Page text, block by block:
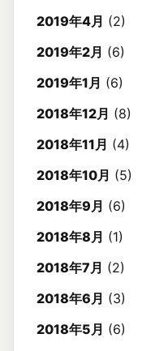
2019年4月 (2)
2019年2月 (6)
2019年1月 (6)
2018年12月 (8)
2018年11月 (4)
2018年10月 (5)
2018年9月 (6)
2018年8月 (1)
2018年7月 (2)
2018年6月 (3)
2018年5月 (6)